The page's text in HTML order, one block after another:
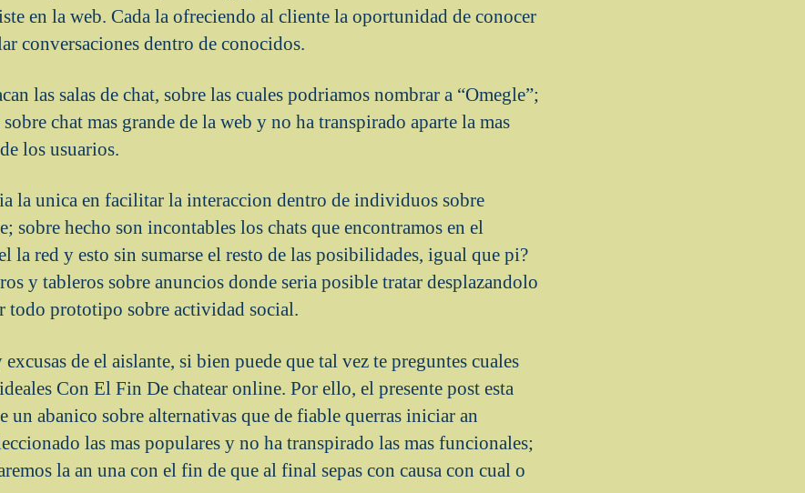
en la web. Cada la ofreciendo al cliente la oportunidad de conocer
conversaciones dentro de conocidos.
las salas de chat, sobre las cuales podri­amos nombrar a “Omegle”;
chat mas grande de la web y no ha transpirado aparte la mas
los usuarios.
la unica en facilitar la interaccion dentro de individuos sobre
sobre hecho son incontables los chats que encontramos en el
la red y esto sin sumarse el resto de las posibilidades, igual que pi?
y tableros sobre anuncios donde seri­a posible tratar desplazandolo
todo prototipo sobre actividad social.
de el aislante, si bien puede que tal vez te preguntes cuales
Con El Fin De chatear online. Por ello, el presente post esta
un abanico sobre alternativas que de fiable querras iniciar an
las mas populares y no ha transpirado las mas funcionales;
la an una con el fin de que al final sepas con causa con cual o